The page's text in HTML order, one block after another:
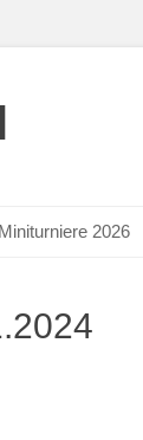
Miniturniere 2026